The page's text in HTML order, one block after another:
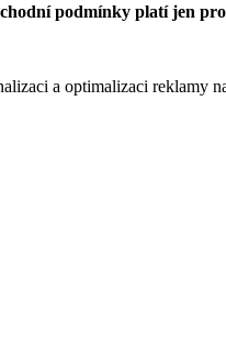
podmínky platí jen pro
a optimalizaci reklamy